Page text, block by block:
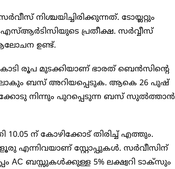
നിശ്ചയിച്ചിരിക്കുന്നത്. ടോയ്ലറ്റും
പ്രതീക്ഷ. സര്‍വ്വീസ്
ഉണ്ട്.
രൂപ മുടക്കിയാണ് ഭാരത് ബെന്‍സിന്റെ
ബസ് അറിയപ്പെടുക. ആകെ 26 പുഷ്
നിന്നും പുറപ്പെടുന്ന ബസ് സുല്‍ത്താന്‍
10.05 ന് കോഴിക്കോട് തിരിച്ച് എത്തും.
എന്നിവയാണ് സ്റ്റോപ്പുകള്‍. സര്‍വീസിന്
AC ബസ്സുകള്‍ക്കുള്ള 5% ലക്ഷ്വറി ടാക്‌സും